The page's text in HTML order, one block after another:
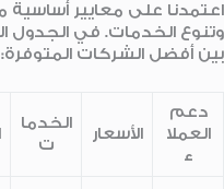
اعتمدنا على معايير أساسية
وتنوع الخدمات. في الجدول
بين أفضل الشركات المتوفرة:
دعم
العملا
ء
الأسعار
الخدما
ت